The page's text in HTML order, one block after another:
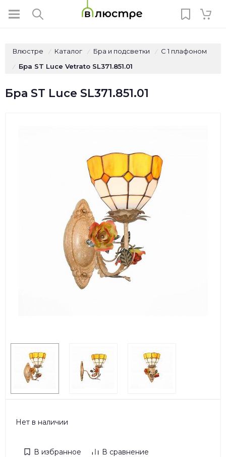
Влюстре / Каталог / Бра и подсветки / С 1 плафоном
/ Бра ST Luce Vetrato SL371.851.01
Бра ST Luce SL371.851.01
Нет в наличии
В избранное В сравнение